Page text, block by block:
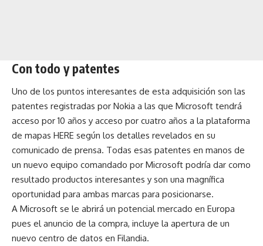
Con todo y patentes
Uno de los puntos interesantes de esta adquisición son las
patentes registradas por Nokia a las que Microsoft tendrá
acceso por 10 años y acceso por cuatro años a la plataforma
de mapas HERE según los detalles revelados en su
comunicado de prensa. Todas esas patentes en manos de
un nuevo equipo comandado por Microsoft podría dar como
resultado productos interesantes y son una magnífica
oportunidad para ambas marcas para posicionarse.
A Microsoft se le abrirá un potencial mercado en Europa
pues el anuncio de la compra, incluye la apertura de un
nuevo centro de datos en Filandia.